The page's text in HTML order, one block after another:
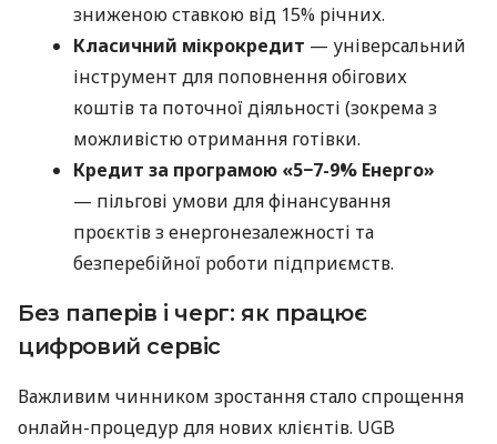
зниженою ставкою від 15% річних.
Класичний мікрокредит — універсальний
інструмент для поповнення обігових
коштів та поточної діяльності (зокрема з
можливістю отримання готівки.
Кредит за програмою «5−7-9% Енерго»
— пільгові умови для фінансування
проєктів з енергонезалежності та
безперебійної роботи підприємств.
Без паперів і черг: як працює
цифровий сервіс
Важливим чинником зростання стало спрощення
онлайн-процедур для нових клієнтів. UGB